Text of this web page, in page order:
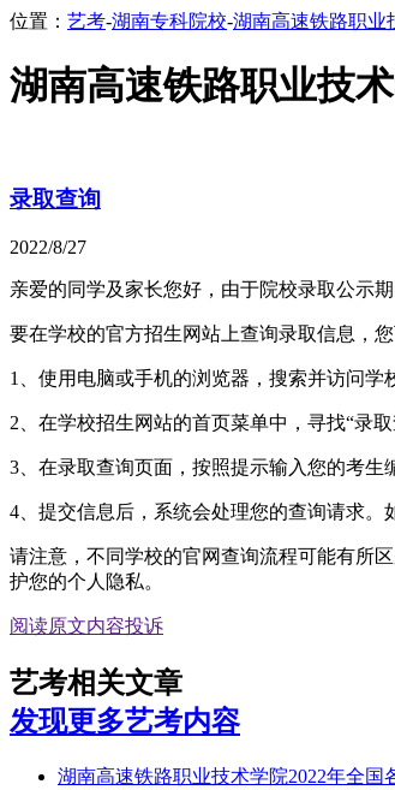
位置： 艺考-湖南专科院校-湖南高速铁路职业
湖南高速铁路职业技
录取查询
2022/8/27
亲爱的同学及家长您好，由于院校录取公示
要在学校的官方招生网站上查询录取信息，
1、使用电脑或手机的浏览器，搜索并访问学
2、在学校招生网站的首页菜单中，寻找“录
3、在录取查询页面，按照提示输入您的考生
4、提交信息后，系统会处理您的查询请求。
请注意，不同学校的官网查询流程可能有所
护您的个人隐私。
阅读原文内容投诉
艺考相关文章
发现更多艺考内容
湖南高速铁路职业技术学院2022年全国